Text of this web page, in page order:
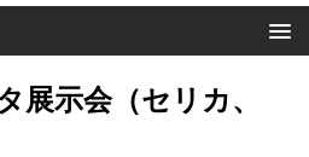
展示会（セリカ、